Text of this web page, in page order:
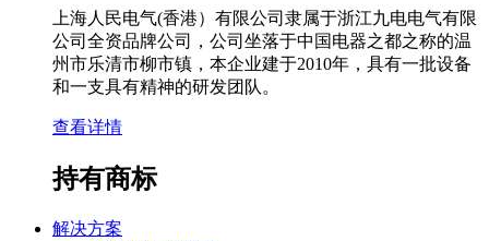
上海人民电气(香港）有限公司隶属于浙江九电电气有限
公司全资品牌公司，公司坐落于中国电器之都之称的温
州市乐清市柳市镇，本企业建于2010年，具有一批设备
和一支具有精神的研发团队。
查看详情
持有商标
解决方案